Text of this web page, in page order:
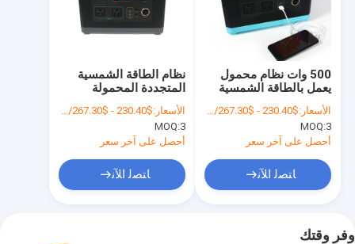
نظام الطاقة الشمسية
المتجددة المحمولة
الطاقة الشمسية
الاحتياطية FCC
الأسعار:$230.40 - $267.30/Piece
MOQ:3
أحصل على آخر سعر
ﺎﺘﺼﻟ ﺍﻶﻧ
500 وات نظام محمول
يعمل بالطاقة الشمسية
الساعة نظام النسخ
الاحتياطي للبطارية
السكنية UL2743
الأسعار:$230.40 - $267.30/Piece
MOQ:3
أحصل على آخر سعر
ﺎﺘﺼﻟ ﺍﻶﻧ
وفر وقتك